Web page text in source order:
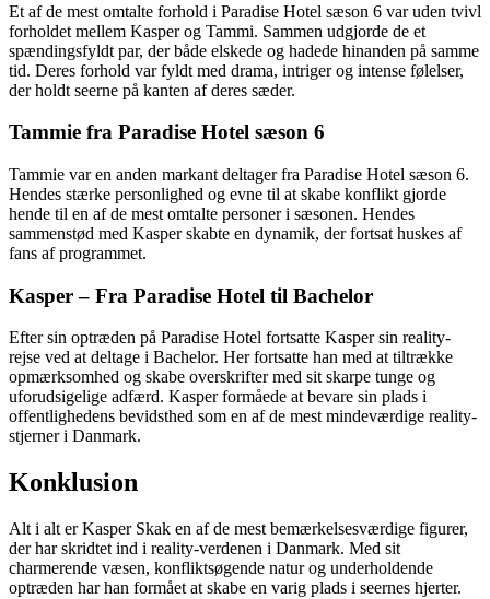
Et af de mest omtalte forhold i Paradise Hotel sæson 6 var uden tvivl
forholdet mellem Kasper og Tammi. Sammen udgjorde de et
spændingsfyldt par, der både elskede og hadede hinanden på samme
tid. Deres forhold var fyldt med drama, intriger og intense følelser,
der holdt seerne på kanten af deres sæder.
Tammie fra Paradise Hotel sæson 6
Tammie var en anden markant deltager fra Paradise Hotel sæson 6.
Hendes stærke personlighed og evne til at skabe konflikt gjorde
hende til en af de mest omtalte personer i sæsonen. Hendes
sammenstød med Kasper skabte en dynamik, der fortsat huskes af
fans af programmet.
Kasper – Fra Paradise Hotel til Bachelor
Efter sin optræden på Paradise Hotel fortsatte Kasper sin reality-
rejse ved at deltage i Bachelor. Her fortsatte han med at tiltrække
opmærksomhed og skabe overskrifter med sit skarpe tunge og
uforudsigelige adfærd. Kasper formåede at bevare sin plads i
offentlighedens bevidsthed som en af de mest mindeværdige reality-
stjerner i Danmark.
Konklusion
Alt i alt er Kasper Skak en af de mest bemærkelsesværdige figurer,
der har skridtet ind i reality-verdenen i Danmark. Med sit
charmerende væsen, konfliktsøgende natur og underholdende
optræden har han formået at skabe en varig plads i seernes hjerter.